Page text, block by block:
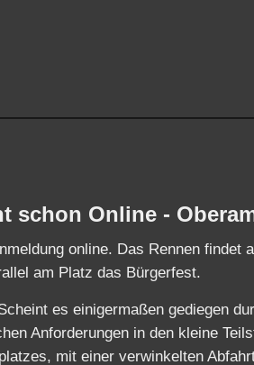
schon Online -
online. Das Rennen findet
am Platz das Bürgerfest.
es einigermaßen gediegen
Anforderungen in den kleine
mit einer verwinkelten